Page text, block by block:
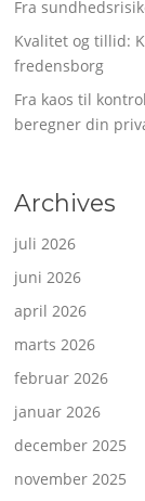
Fra
Kvalitet og tillid:
fredensborg
Fra kaos til
beregner din
Archives
juli 2026
juni 2026
april 2026
marts 2026
februar 2026
januar 2026
december 2025
november 2025